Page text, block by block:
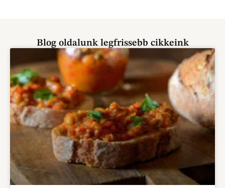
Blog oldalunk legfrissebb cikkeink